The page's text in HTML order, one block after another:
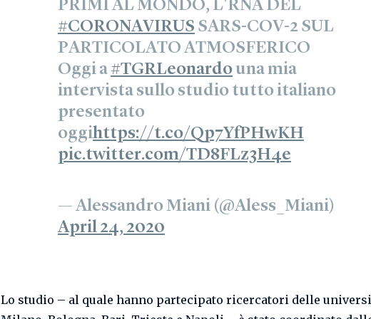
PRIMI AL MONDO, L'RNA DEL
#CORONAVIRUS SARS-COV-2 SUL
PARTICOLATO ATMOSFERICO
Oggi a #TGRLeonardouna mia
intervista sullo studio tutto italiano
presentato
oggihttps://t.co/Qp7YfPHwKH
pic.twitter.com/TD8FLz3H4e
— Alessandro Miani (@Aless_Miani)
April 24, 2020
Lo studio – al quale hanno partecipato ricercatori delle